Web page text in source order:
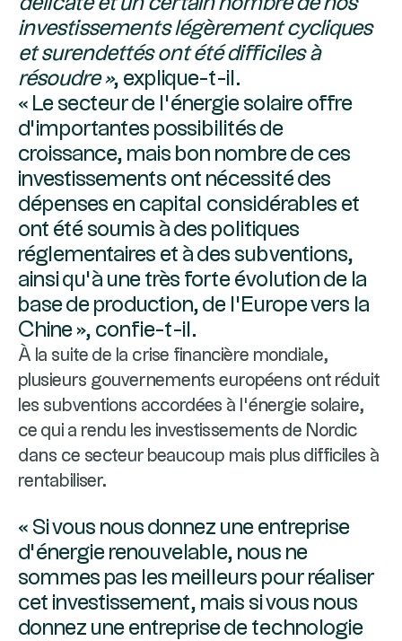
investissements légèrement cycliques
et surendettés ont été difficiles à
résoudre », explique-t-il.
« Le secteur de l’énergie solaire offre
d’importantes possibilités de
croissance, mais bon nombre de ces
investissements ont nécessité des
dépenses en capital considérables et
ont été soumis à des politiques
réglementaires et à des subventions,
ainsi qu’à une très forte évolution de la
base de production, de l’Europe vers la
Chine », confie-t-il.
À la suite de la crise financière mondiale,
plusieurs gouvernements européens ont réduit
les subventions accordées à l’énergie solaire,
ce qui a rendu les investissements de Nordic
dans ce secteur beaucoup mais plus difficiles à
rentabiliser.
« Si vous nous donnez une entreprise
d’énergie renouvelable, nous ne
sommes pas les meilleurs pour réaliser
cet investissement, mais si vous nous
donnez une entreprise de technologie